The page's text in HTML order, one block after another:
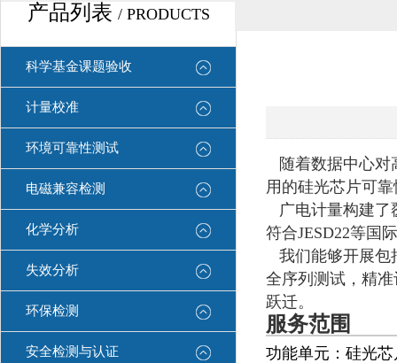
产品列表 / PRODUCTS
科学基金课题验收
计量校准
环境可靠性测试
电磁兼容检测
化学分析
失效分析
环保检测
安全检测与认证
随着数据中心对
用的硅光芯片可
广电计量构建了
符合JESD22等国
我们能够开展包
全序列测试，精
跃迁。
服务范围
功能单元：硅光